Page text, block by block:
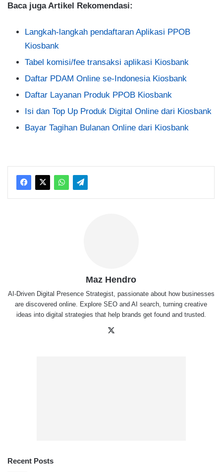
Baca juga Artikel Rekomendasi:
Langkah-langkah pendaftaran Aplikasi PPOB
Kiosbank
Tabel komisi/fee transaksi aplikasi Kiosbank
Daftar PDAM Online se-Indonesia Kiosbank
Daftar Layanan Produk PPOB Kiosbank
Isi dan Top Up Produk Digital Online dari Kiosbank
Bayar Tagihan Bulanan Online dari Kiosbank
Maz Hendro
AI-Driven Digital Presence Strategist, passionate about how businesses
are discovered online. Explore SEO and AI search, turning creative
ideas into digital strategies that help brands get found and trusted.
Recent Posts